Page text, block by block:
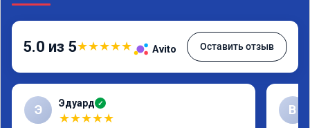
5.0 из 5★★★★★ Avito Оставить отзыв
Э Эдуард ✓
★★★★★
В